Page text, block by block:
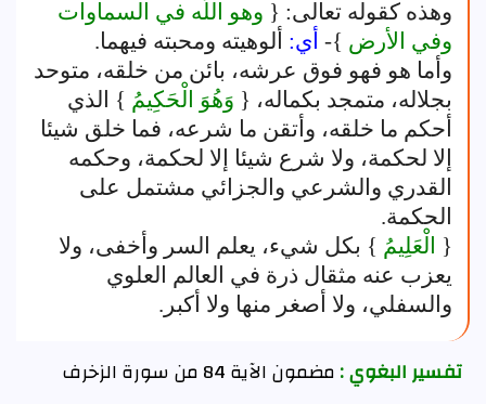
وهذه كقوله تعالى: { وهو اللّه في السماوات
وفي الأرض }- أي: ألوهيته ومحبته فيهما.
وأما هو فهو فوق عرشه، بائن من خلقه، متوحد
بجلاله، متمجد بكماله، { وَهُوَ الْحَكِيمُ } الذي
أحكم ما خلقه، وأتقن ما شرعه، فما خلق شيئا
إلا لحكمة، ولا شرع شيئا إلا لحكمة، وحكمه
القدري والشرعي والجزائي مشتمل على
الحكمة.
{ الْعَلِيمُ } بكل شيء، يعلم السر وأخفى، ولا
يعزب عنه مثقال ذرة في العالم العلوي
والسفلي، ولا أصغر منها ولا أكبر.
تفسير البغوي :مضمون الآية 84 من سورة الزخرف